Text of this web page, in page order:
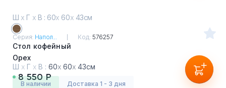
Ш х Г х В : 60х 60х 43см
Серия: Напол... Код: 576257
Стол кофейный
Орех
Ш х Г х В : 60х 60х 43см
8 550 Р
в наличии Доставка 1 - 3 дня